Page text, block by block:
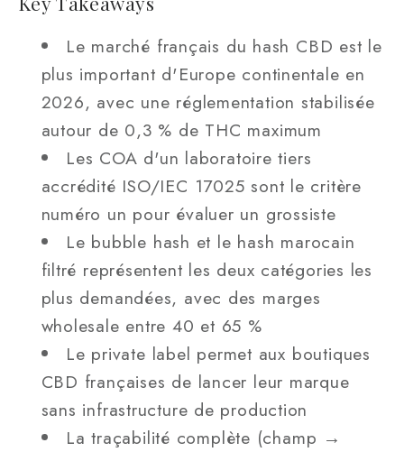
Le marché français du hash CBD est le
plus important d'Europe continentale en
2026, avec une réglementation stabilisée
autour de 0,3 % de THC maximum
Les COA d'un laboratoire tiers
accrédité ISO/IEC 17025 sont le critère
numéro un pour évaluer un grossiste
Le bubble hash et le hash marocain
filtré représentent les deux catégories les
plus demandées, avec des marges
wholesale entre 40 et 65 %
Le private label permet aux boutiques
CBD françaises de lancer leur marque
sans infrastructure de production
La traçabilité complète (champ →